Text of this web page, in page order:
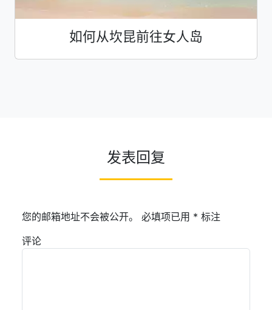
如何从坎昆前往女人岛
发表回复
您的邮箱地址不会被公开。 必填项已用 * 标注
评论